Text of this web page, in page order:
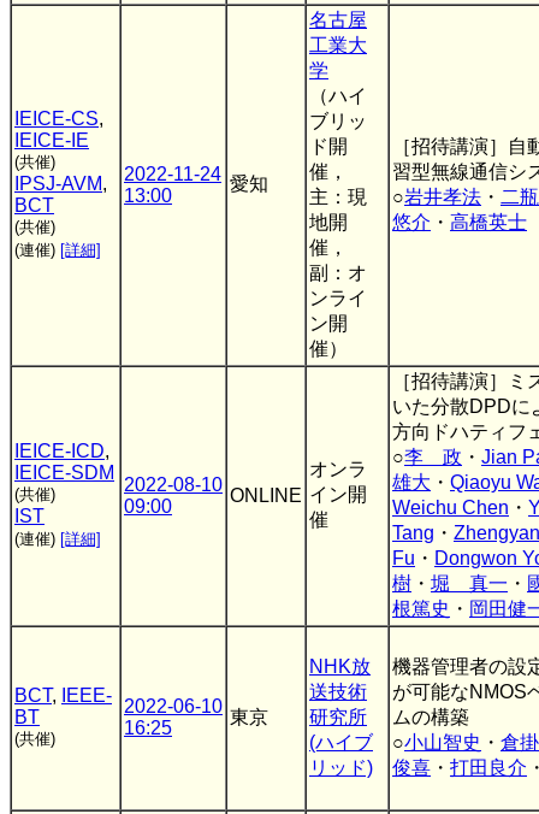
IEICE-CS,
IEICE-IE
(共催)
IPSJ-AVM,
BCT
(共催)
(連催) [詳細]
2022-11-24
13:00
愛知
名古屋
工業大
学
（ハイ
ブリッ
ド開
催，
主：現
地開
催，
副：オ
ンライ
ン開
催）
［招待講演］
習型無線通信シ
○岩井孝法 ・ 二
悠介 ・ 高橋英士
IEICE-ICD,
IEICE-SDM
(共催)
IST
(連催) [詳細]
2022-08-10
09:00
ONLINE
オンラ
イン開
催
［招待講演］
いた分散DPDに
方向ドハティフ
○李 政 ・ Jian
雄大 ・ Qiaoyu
Weichu Chen ・
Tang ・
Fu ・ Dongwon
樹 ・ 堀 真一 ・
根篤史 ・ 岡田健
BCT,
IEEE-
BT
(共催)
2022-06-10
16:25
東京
NHK放
送技術
研究所
(ハイブ
リッド)
機器管理者の設
が可能なNMOS
ムの構築
○小山智史 ・ 倉
俊喜 ・ 打田良介